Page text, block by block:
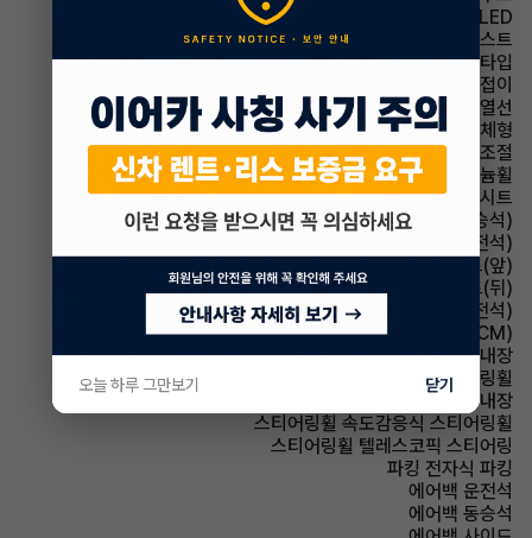
헤드램프 LED
헤드램프 하이빔 어시스트
헤드램프 프로젝션 타입
사이드미러 전동접이
사이드미러 열선
사이드미러 방향지시등 일체형
사이드미러 후진각도조절
휠타이어 알루미늄휠
시트 가죽시트
시트 전동시트(동승석)
시트 전동시트(운전석)
시트 열선시트(앞)
시트 열선시트(뒤)
시트 메모리시트(운전석)
룸미러 전자식 룸미러(ECM)
룸미러 하이패스 내장
스티어링휠 가죽스티어링휠
스티어링휠 열선내장
스티어링휠 속도감응식 스티어링휠
스티어링휠 텔레스코픽 스티어링
파킹 전자식 파킹
에어백 운전석
에어백 동승석
오늘 하루 그만보기 닫기